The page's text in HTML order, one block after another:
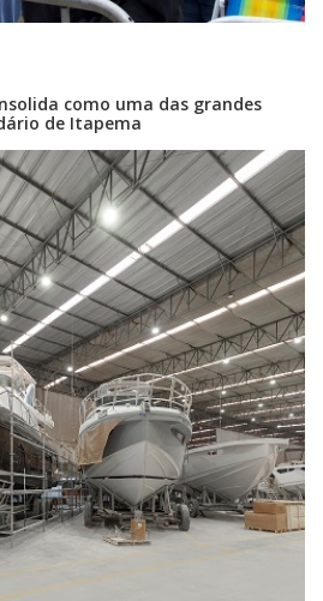
transforma o Paço Municipal em um espaço
como uma das grandes
de Itapema